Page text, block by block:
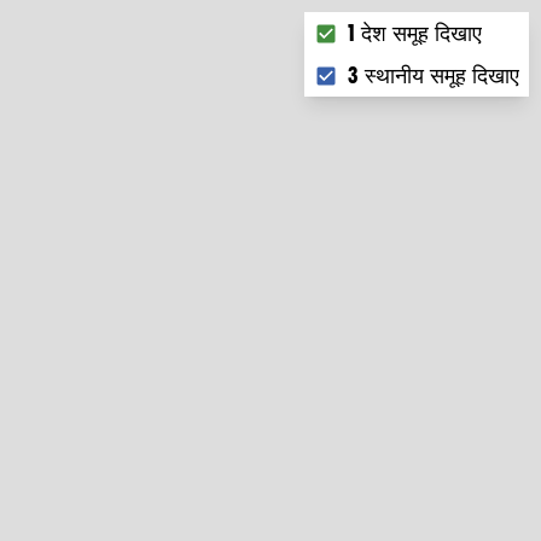
Choose what you
1 देश समूह दिखाए
3 स्थानीय समूह दिखाए